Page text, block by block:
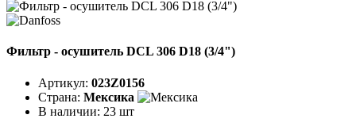
Фильтр - осушитель DCL 306 D18 (3/4")
Артикул: 023Z0156
Страна: Мексика
В наличии: 23 шт